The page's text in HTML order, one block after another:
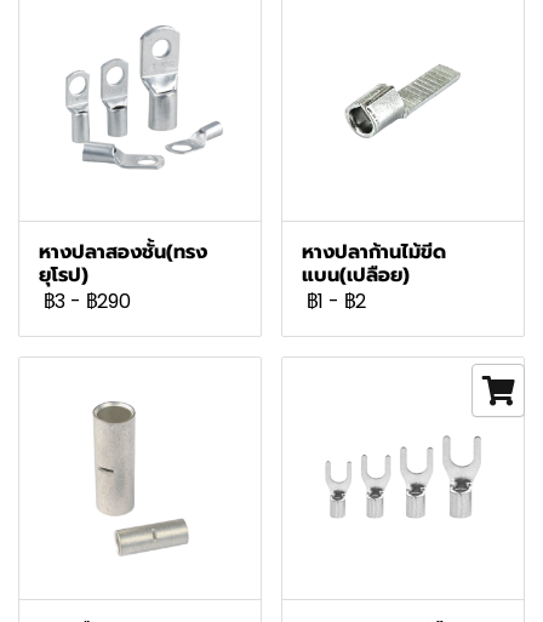
หางปลาสองชั้น(ทรง
ยุโรป)
฿3 - ฿290
หางปลาก้านไม้ขีด
แบน(เปลือย)
฿1 - ฿2